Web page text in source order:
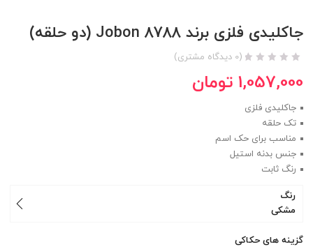
جاکلیدی فلزی برند Jobon 8788 (دو حلقه)
(
0 دیدگاه مشتری)
1,057,000 تومان
جاکلیدی فلزی
تک حلقه
مناسب برای حک اسم
جنس بدنه استیل
رنگ ثابت
رنگ
مشکی
گزینه های حکاکی